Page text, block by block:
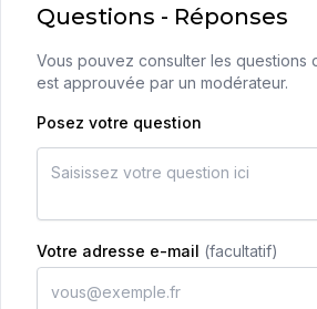
Questions - Réponses
Vous pouvez consulter les questions
est approuvée par un modérateur.
Posez votre question
Votre adresse e-mail (facultatif)